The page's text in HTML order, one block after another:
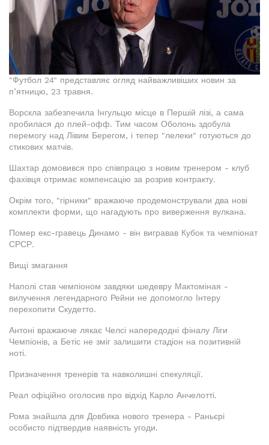
"Футбол 24" представляє огляд найважливіших новин за
п’ятницю, 23 травня.
Ворскла забезпечила Інгульцю місце в Першій лізі, а сама
пробилася до плей-офф. Тим часом Оболонь здобула
перемогу над Лівим Берегом, і тепер "лелеки" готуються до
стикових матчів.
Шахтар домовився про співпрацю з новим тренером - клуб
фахівця отримає компенсацію за розрив контракту.
Окрім того, "гірники" вражаюче продемонстрували два нові
комплекти форми, що нагадують про виверження вулкана.
Помер екс-гравець Динамо - він вигравав Кубок та чемпіонат
СРСР.
Вищі змагання
Наполі став чемпіоном завдяки шедевру Мактоміная -
вилучення легендарного Рейни не допомогло Інтеру
перехопити Скудетто.
Антоні вражаюче лякає Челсі напередодні фіналу Ліги
Чемпіонів, а Бетіс не зміг залишити стадіон на позитивній
ноті.
Призначення тренерів та навколишні спекуляції.
Реал офіційно оголосив про відхід Карло Анчелотті.
Рома знайшла для Довбика нового тренера - Раньєрі
особисто підтвердив наявність угоди.